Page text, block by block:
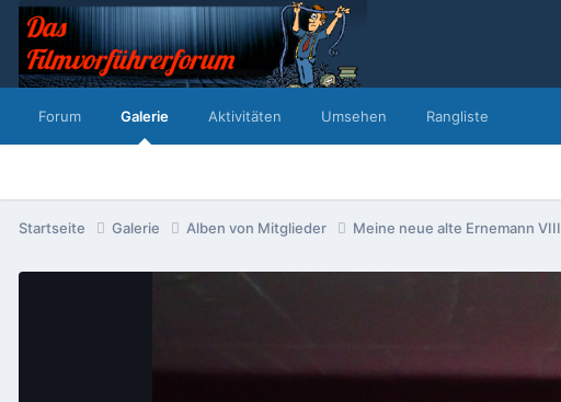
Forum Galerie Aktivitäten Umsehen Rangliste
Startseite Galerie Alben von Mitglieder Meine neue alte Ernemann VIII